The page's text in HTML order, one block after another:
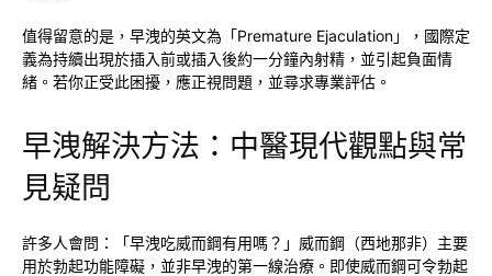
值得留意的是，早洩的英文為「Premature Ejaculation」，國際定
義為持續出現於插入前或插入後約一分鐘內射精，並引起負面情
緒。若你正受此困擾，應正視問題，並尋求專業評估。
早洩解決方法：中醫現代觀點與常
見疑問
許多人會問：「早洩吃威而鋼有用嗎？」威而鋼（西地那非）主要
用於勃起功能障礙，並非早洩的第一線治療。即使威而鋼可令勃起